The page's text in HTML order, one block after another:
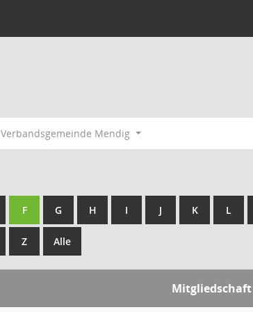
Verbandsgemeinde Mendig
F G H I J K L
Z Alle
Mitgliedschaft